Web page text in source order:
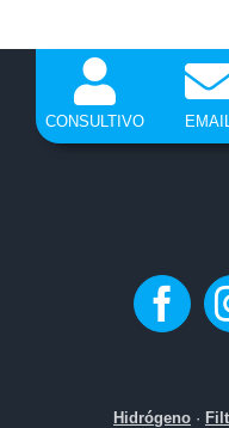
CONSULTIVO EMAIL
Hidrógeno ·